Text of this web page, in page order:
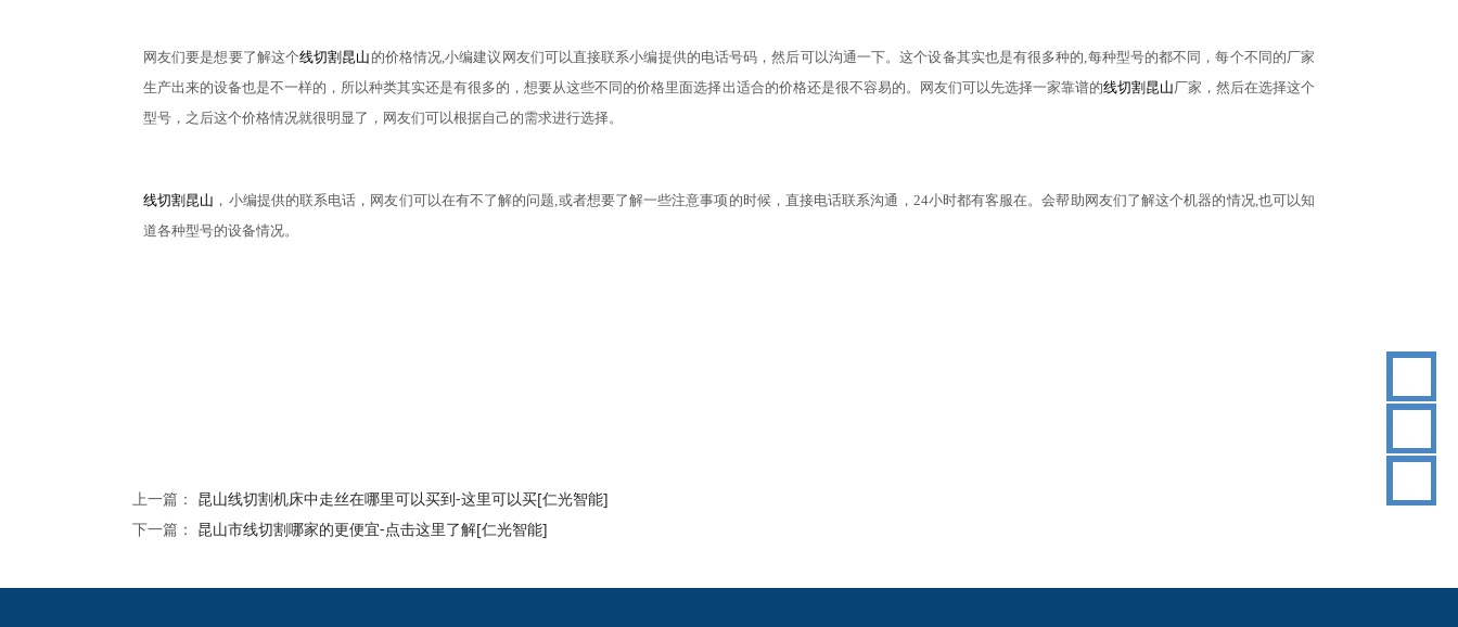
网友们要是想要了解这个线切割昆山 的价格情况,小编建议网友们可以直接联系小编提供的电话号码，然后可以沟通一下。这个设备其实也是有很多种的,每种型号的都不同，每个不同的厂家
生产出来的设备也是不一样的，所以种类其实还是有很多的，想要从这些不同的价格里面选择出适合的价格还是很不容易的。网友们可以先选择一家靠谱的线切割昆山厂家，然后在选择这个
型号，之后这个价格情况就很明显了，网友们可以根据自己的需求进行选择。
线切割昆山 ，小编提供的联系电话，网友们可以在有不了解的问题,或者想要了解一些注意事项的时候，直接电话联系沟通，24小时都有客服在。会帮助网友们了解这个机器的情况,也可以知
道各种型号的设备情况。
上一篇： 昆山线切割机床中走丝在哪里可以买到-这里可以买[仁光智能]
下一篇： 昆山市线切割哪家的更便宜-点击这里了解[仁光智能]